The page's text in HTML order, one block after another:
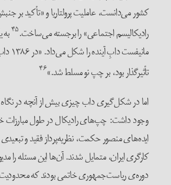
کشور می‌دانست، عاملیت پرولتاریا و «تأکید بر
رادیکالیسم اجتماعی» را برجسته می‌ساخت.۴۵
تأثیرگذار بود، بر چپ نو مسلط شد.»۴۶
اما در شکل‌گیری داب چیزی بیش از آنچه در
وجود داشت: چپ‌های رادیکال در طول مبارزات
ایده‌های منصور حکمت، نظریه‌پرداز فقید و
کارگری ایران، متمایل شدند. آن‌ها این مسئله را
دوره‌ی ریاست‌جمهوری خاتمی بودند که